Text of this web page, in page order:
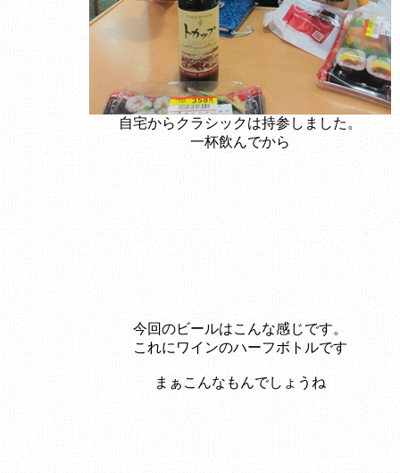
自宅からクラシックは持参しました。
一杯飲んでから
今回のビールはこんな感じです。
これにワインのハーフボトルです
まぁこんなもんでしょうね